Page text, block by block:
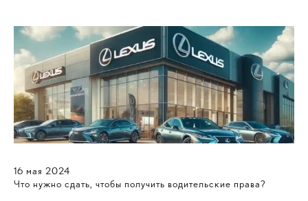
16 мая 2024
Что нужно сдать, чтобы получить водительские права?